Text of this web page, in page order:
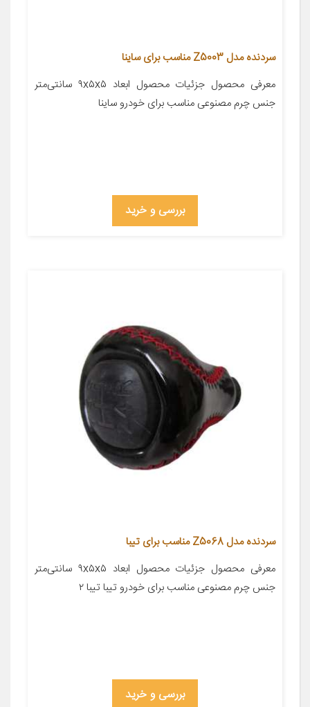
سردنده مدل Z5003 مناسب برای ساینا
معرفی محصول جزئیات محصول ابعاد ۹x۵x۵ سانتی‌متر
جنس چرم مصنوعی مناسب برای خودرو ساینا
بررسی و خرید
سردنده مدل Z5068 مناسب برای تیبا
معرفی محصول جزئیات محصول ابعاد ۹x۵x۵ سانتی‌متر
جنس چرم مصنوعی مناسب برای خودرو تیبا تیبا ۲
بررسی و خرید